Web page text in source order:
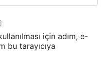
için adım, e-
bu tarayıcıya